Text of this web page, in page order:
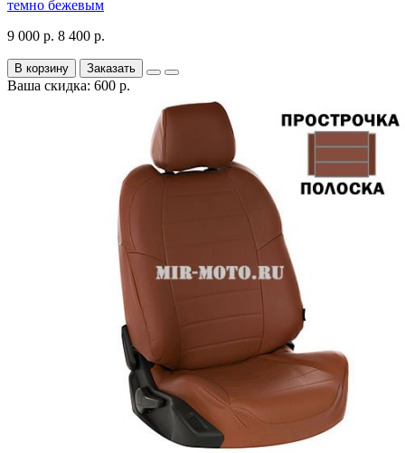
темно бежевым
9 000 р. 8 400 р.
В корзину Заказать
Ваша скидка: 600 р.